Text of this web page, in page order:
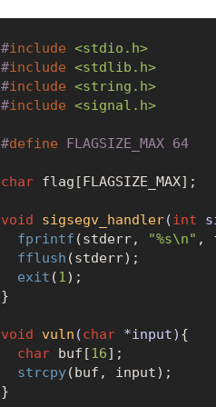
#include <stdio.h>
#include <stdlib.h>
#include <string.h>
#include <signal.h>
#define FLAGSIZE_MAX 64
char flag[FLAGSIZE_MAX];
void sigsegv_handler(int
fprintf (stderr, "%s\n" ,
fflush (stderr);
exit (1);
}
void vuln (char *input) {
char buf[16];
strcpy(buf, input);
}